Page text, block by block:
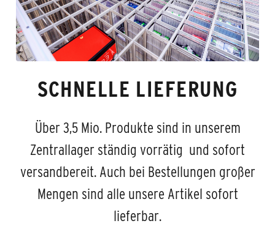
SCHNELLE LIEFERUNG
Über 3,5 Mio. Produkte sind in unserem
Zentrallager ständig vorrätig und sofort
versandbereit. Auch bei Bestellungen großer
Mengen sind alle unsere Artikel sofort
lieferbar.